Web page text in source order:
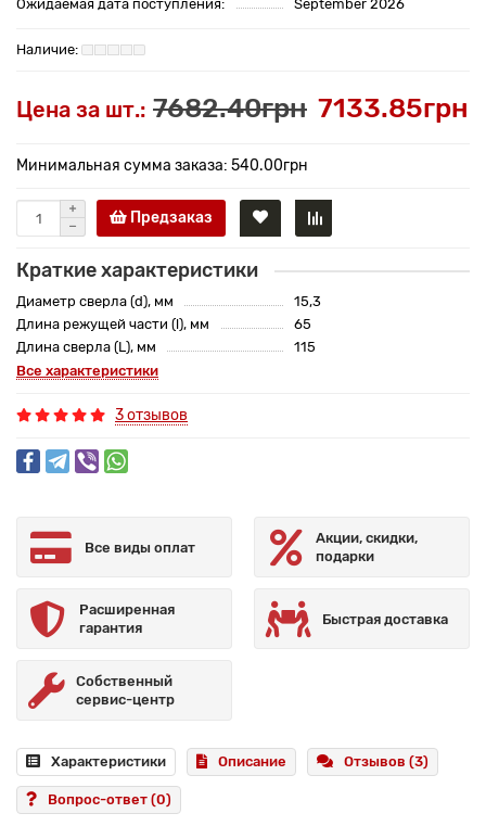
Ожидаемая дата поступления:
September 2026
Цена за шт.: 7682.40грн 7133.85грн
Минимальная сумма заказа: 540.00грн
Предзаказ
Краткие характеристики
Диаметр сверла (d), мм
15,3
Длина режущей части (l), мм
65
Длина сверла (L), мм
115
Все характеристики
3 отзывов
Все виды оплат
Акции, скидки,
подарки
Расширенная
гарантия
Быстрая доставка
Собственный
сервис-центр
Характеристики Описание Отзывов (3)
Вопрос-ответ (0)